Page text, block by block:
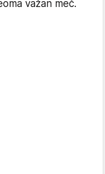
važan meč.